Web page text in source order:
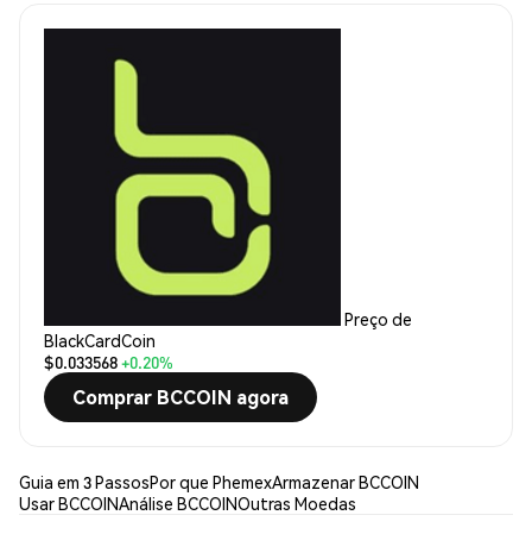
Preço de
BlackCardCoin
$0.033568+0.20%
Comprar BCCOIN agora
Guia em 3 PassosPor que PhemexArmazenar BCCOIN
Usar BCCOINAnálise BCCOINOutras Moedas